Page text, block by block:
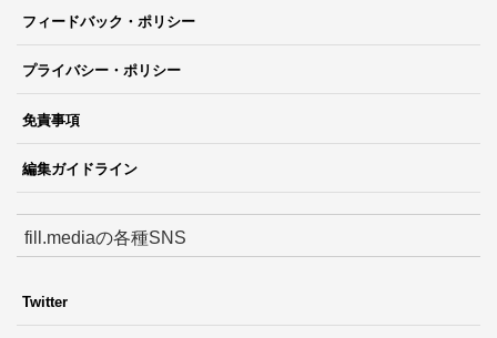
フィードバック・ポリシー
プライバシー・ポリシー
免責事項
編集ガイドライン
fill.mediaの各種SNS
Twitter